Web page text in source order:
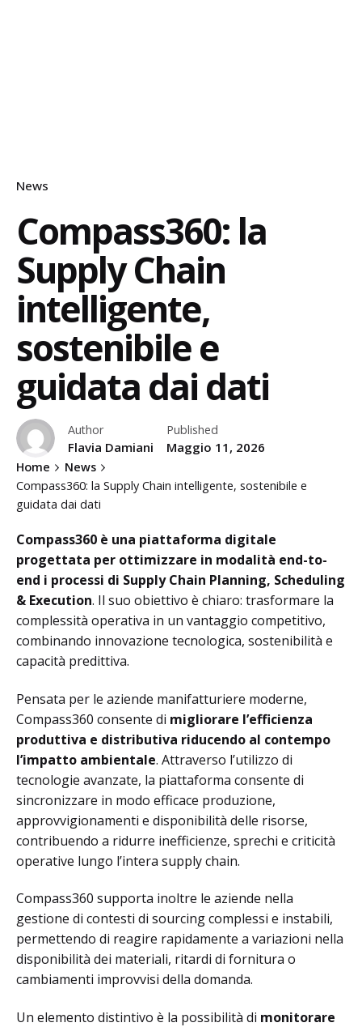
News
Compass360: la
Supply Chain
intelligente,
sostenibile e
guidata dai dati
Author
Flavia Damiani
Published
Maggio 11, 2026
Home
News
Compass360: la Supply Chain intelligente, sostenibile e
guidata dai dati
Compass360 è una piattaforma digitale
progettata per ottimizzare in modalità end-to-
end i processi di Supply Chain Planning, Scheduling
& Execution. Il suo obiettivo è chiaro: trasformare la
complessità operativa in un vantaggio competitivo,
combinando innovazione tecnologica, sostenibilità e
capacità predittiva.
Pensata per le aziende manifatturiere moderne,
Compass360 consente di migliorare l’efficienza
produttiva e distributiva riducendo al contempo
l’impatto ambientale. Attraverso l’utilizzo di
tecnologie avanzate, la piattaforma consente di
sincronizzare in modo efficace produzione,
approvvigionamenti e disponibilità delle risorse,
contribuendo a ridurre inefficienze, sprechi e criticità
operative lungo l’intera supply chain.
Compass360 supporta inoltre le aziende nella
gestione di contesti di sourcing complessi e instabili,
permettendo di reagire rapidamente a variazioni nella
disponibilità dei materiali, ritardi di fornitura o
cambiamenti improvvisi della domanda.
Un elemento distintivo è la possibilità di monitorare